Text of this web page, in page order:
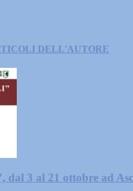
DELL'AUTORE
dal 3 al 21 ottobre ad